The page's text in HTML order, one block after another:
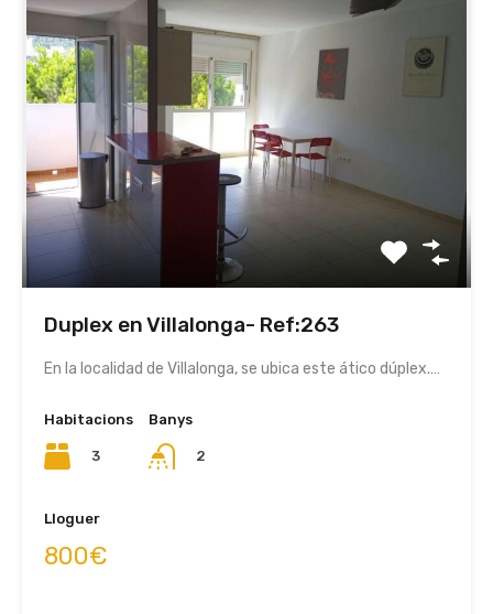
Duplex en Villalonga- Ref:263
En la localidad de Villalonga, se ubica este ático dúplex.…
Habitacions
3
Banys
2
Lloguer
800€